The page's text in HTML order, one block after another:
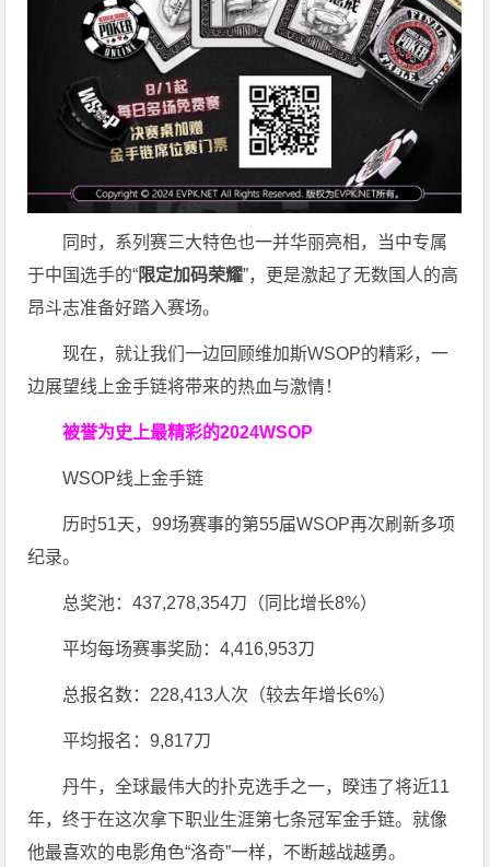
同时，系列赛三大特色也一并华丽亮相，当中专属
于中国选手的“限定加码荣耀”，更是激起了无数国人的高
昂斗志准备好踏入赛场。
现在，就让我们一边回顾维加斯WSOP的精彩，一
边展望线上金手链将带来的热血与激情！
被誉为史上最精彩的2024WSOP
WSOP线上金手链
历时51天，99场赛事的第55届WSOP再次刷新多项
纪录。
总奖池：437,278,354刀（同比增长8%）
平均每场赛事奖励：4,416,953刀
总报名数：228,413人次（较去年增长6%）
平均报名：9,817刀
丹牛，全球最伟大的扑克选手之一，暌违了将近11
年，终于在这次拿下职业生涯第七条冠军金手链。就像
他最喜欢的电影角色“洛奇”一样，不断越战越勇。